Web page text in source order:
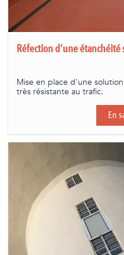
Réfection d’une
Mise en place d'une
très résistante au trafic.
En